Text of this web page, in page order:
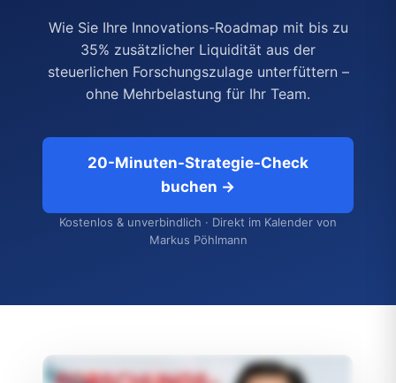
Wie Sie Ihre Innovations-Roadmap mit bis zu
35% zusätzlicher Liquidität aus der
steuerlichen Forschungszulage unterfüttern –
ohne Mehrbelastung für Ihr Team.
20-Minuten-Strategie-Check
buchen →
Kostenlos & unverbindlich · Direkt im Kalender von
Markus Pöhlmann